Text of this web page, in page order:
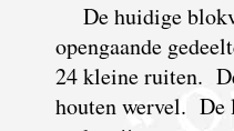
De huidige
opengaande
24 kleine ruiten.
houten wervel. De